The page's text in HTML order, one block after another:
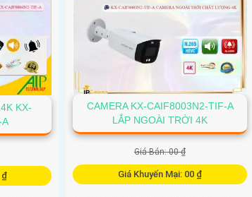
KX-
₫
CAMERA KX-CAIF8003N2-TIF-A
LẮP NGOÀI TRỜI 4K
Giá Bán: 00 ₫
Giá Khuyến Mại: 00 ₫